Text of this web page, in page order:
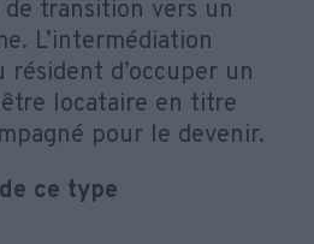
transition vers un
L’intermédiation
d’occuper un
locataire en titre
pour le devenir.
ce type